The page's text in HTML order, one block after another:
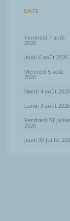
DATE
Vendredi 7 août
2026
Jeudi 6 août 2026
Mercredi 5 août
2026
Mardi 4 août 2026
Lundi 3 août 2026
Vendredi 31 juillet
2026
Jeudi 30 juillet